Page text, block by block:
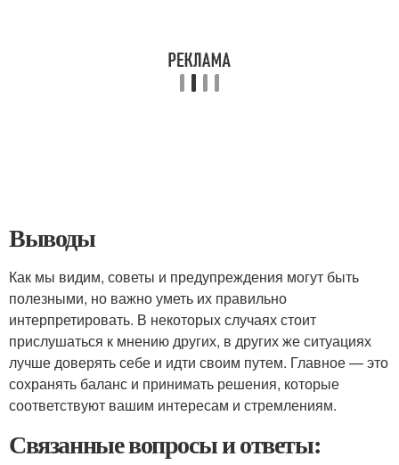
Выводы
Как мы видим, советы и предупреждения могут быть
полезными, но важно уметь их правильно
интерпретировать. В некоторых случаях стоит
прислушаться к мнению других, в других же ситуациях
лучше доверять себе и идти своим путем. Главное — это
сохранять баланс и принимать решения, которые
соответствуют вашим интересам и стремлениям.
Связанные вопросы и ответы: